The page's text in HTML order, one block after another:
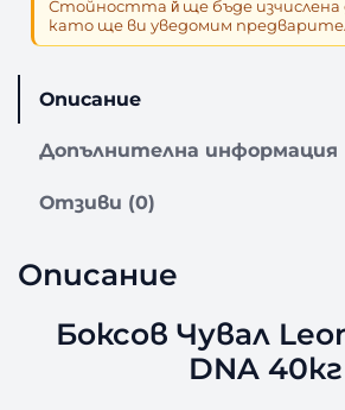
Стойността й̆ ще бъде изчислена
като ще ви уведомим
Описание
Допълнителна информация
Отзиви (0)
Описание
Боксов Чувал
DNA 40кг